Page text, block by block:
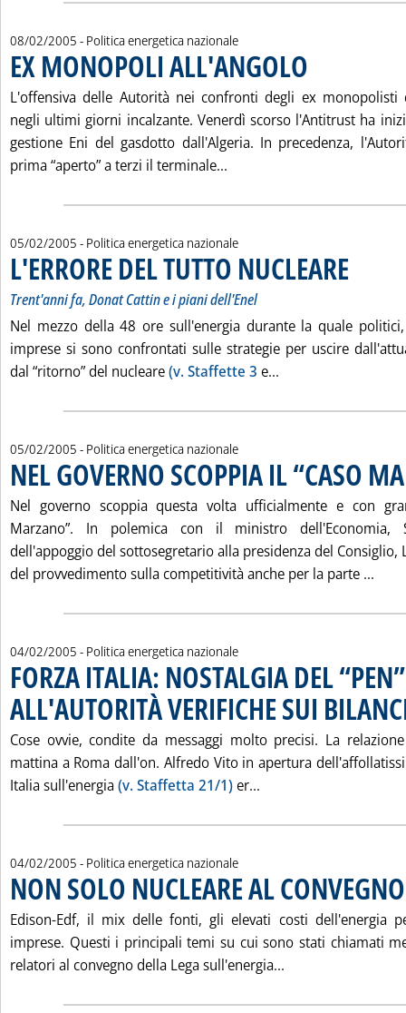
08/02/2005 - Politica energetica nazionale
EX MONOPOLI ALL'ANGOLO
L'offensiva delle Autorità nei confronti degli ex monopolisti
negli ultimi giorni incalzante. Venerdì scorso l'Antitrust ha
gestione Eni del gasdotto dall'Algeria. In precedenza,
prima “aperto” a terzi il terminale...
05/02/2005 - Politica energetica nazionale
L'ERRORE DEL TUTTO NUCLEARE
Trent'anni fa, Donat Cattin e i piani dell'Enel
Nel mezzo della 48 ore sull'energia durante la quale
imprese si sono confrontati sulle strategie per uscire
dal “ritorno” del nucleare(v. Staffette 3 e...
05/02/2005 - Politica energetica nazionale
NEL GOVERNO SCOPPIA IL “CASO
Nel governo scoppia questa volta ufficialmente e con
Marzano”. In polemica con il ministro dell'Economia,
dell'appoggio del sottosegretario alla presidenza del Consiglio,
del provvedimento sulla competitività anche per la parte ...
04/02/2005 - Politica energetica nazionale
FORZA ITALIA: NOSTALGIA DEL “PEN”
ALL'AUTORITÀ VERIFICHE SUI
Cose ovvie, condite da messaggi molto precisi. La
mattina a Roma dall'on. Alfredo Vito in apertura
Italia sull'energia(v. Staffetta 21/1)er...
04/02/2005 - Politica energetica nazionale
NON SOLO NUCLEARE AL
Edison-Edf, il mix delle fonti, gli elevati costi dell'energia
imprese. Questi i principali temi su cui sono stati chiamati
relatori al convegno della Lega sull'energia...